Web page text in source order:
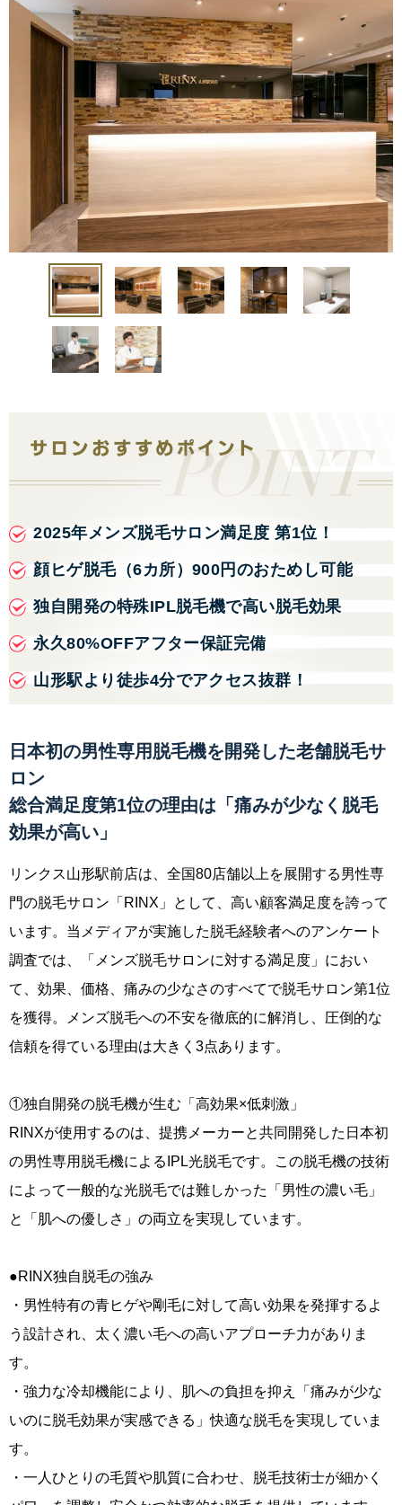
2025年メンズ脱毛サロン満足度 第1位！
顔ヒゲ脱毛（6カ所）900円のおためし可能
独自開発の特殊IPL脱毛機で高い脱毛効果
永久80%OFFアフター保証完備
山形駅より徒歩4分でアクセス抜群！
日本初の男性専用脱毛機を開発した老舗脱毛サ
ロン
総合満足度第1位の理由は「痛みが少なく脱毛
効果が高い」
リンクス山形駅前店は、全国80店舗以上を展開する男性専
門の脱毛サロン「RINX」として、高い顧客満足度を誇って
います。当メディアが実施した脱毛経験者へのアンケート
調査では、「メンズ脱毛サロンに対する満足度」におい
て、効果、価格、痛みの少なさのすべてで脱毛サロン第1位
を獲得。メンズ脱毛への不安を徹底的に解消し、圧倒的な
信頼を得ている理由は大きく3点あります。
①独自開発の脱毛機が生む「高効果×低刺激」
RINXが使用するのは、提携メーカーと共同開発した日本初
の男性専用脱毛機によるIPL光脱毛です。この脱毛機の技術
によって一般的な光脱毛では難しかった「男性の濃い毛」
と「肌への優しさ」の両立を実現しています。
●RINX独自脱毛の強み
・男性特有の青ヒゲや剛毛に対して高い効果を発揮するよ
う設計され、太く濃い毛への高いアプローチ力がありま
す。
・強力な冷却機能により、肌への負担を抑え「痛みが少な
いのに脱毛効果が実感できる」快適な脱毛を実現していま
す。
・一人ひとりの毛質や肌質に合わせ、脱毛技術士が細かく
山口県 徳島県 香川県 愛媛県
高知県
九州・沖縄
福岡県 佐賀県 長崎県 熊本県
宮崎県 鹿児島県 沖縄県